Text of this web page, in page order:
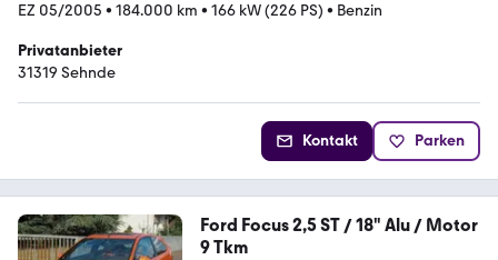
EZ 05/2005 • 184.000 km • 166 kW (226 PS) • Benzin
Privatanbieter
31319 Sehnde
Kontakt Parken
Ford Focus 2,5 ST / 18" Alu / Motor
9 Tkm